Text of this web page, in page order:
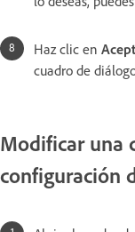
Haz clic en
cuadro de
Modificar una
configuración